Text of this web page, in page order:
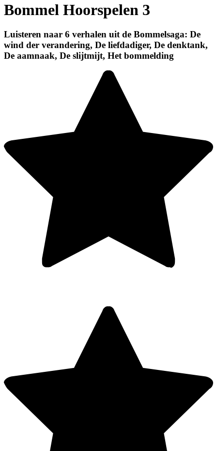
Bommel Hoorspelen 3
Luisteren naar 6 verhalen uit de Bommelsaga: De
wind der verandering, De liefdadiger, De denktank,
De aamnaak, De slijtmijt, Het bommelding